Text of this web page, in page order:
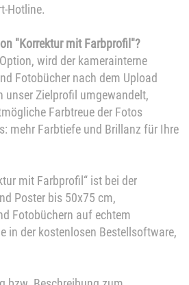
Hotline.
"Korrektur mit Farbprofil"?
wird der kamerainterne
Fotobücher nach dem Upload
unser Zielprofil umgewandelt,
Farbtreue der Fotos
mehr Farbtiefe und Brillanz für Ihre
mit Farbprofil“ ist bei der
Poster bis 50x75 cm,
Fotobüchern auf echtem
in der kostenlosen Bestellsoftware,